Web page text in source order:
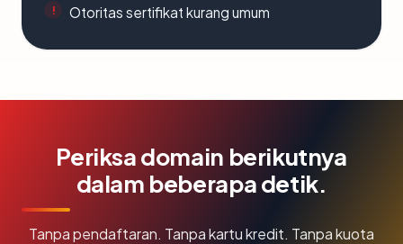
Otoritas sertifikat kurang umum
Periksa domain berikutnya
dalam beberapa detik.
Tanpa pendaftaran. Tanpa kartu kredit. Tanpa kuota